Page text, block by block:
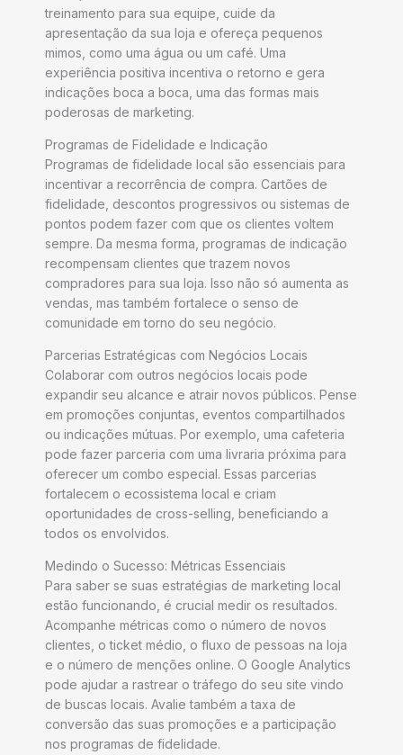
treinamento para sua equipe, cuide da
apresentação da sua loja e ofereça pequenos
mimos, como uma água ou um café. Uma
experiência positiva incentiva o retorno e gera
indicações boca a boca, uma das formas mais
poderosas de marketing.
Programas de Fidelidade e Indicação
Programas de fidelidade local são essenciais para
incentivar a recorrência de compra. Cartões de
fidelidade, descontos progressivos ou sistemas de
pontos podem fazer com que os clientes voltem
sempre. Da mesma forma, programas de indicação
recompensam clientes que trazem novos
compradores para sua loja. Isso não só aumenta as
vendas, mas também fortalece o senso de
comunidade em torno do seu negócio.
Parcerias Estratégicas com Negócios Locais
Colaborar com outros negócios locais pode
expandir seu alcance e atrair novos públicos. Pense
em promoções conjuntas, eventos compartilhados
ou indicações mútuas. Por exemplo, uma cafeteria
pode fazer parceria com uma livraria próxima para
oferecer um combo especial. Essas parcerias
fortalecem o ecossistema local e criam
oportunidades de cross-selling, beneficiando a
todos os envolvidos.
Medindo o Sucesso: Métricas Essenciais
Para saber se suas estratégias de marketing local
estão funcionando, é crucial medir os resultados.
Acompanhe métricas como o número de novos
clientes, o ticket médio, o fluxo de pessoas na loja
e o número de menções online. O Google Analytics
pode ajudar a rastrear o tráfego do seu site vindo
de buscas locais. Avalie também a taxa de
conversão das suas promoções e a participação
nos programas de fidelidade.